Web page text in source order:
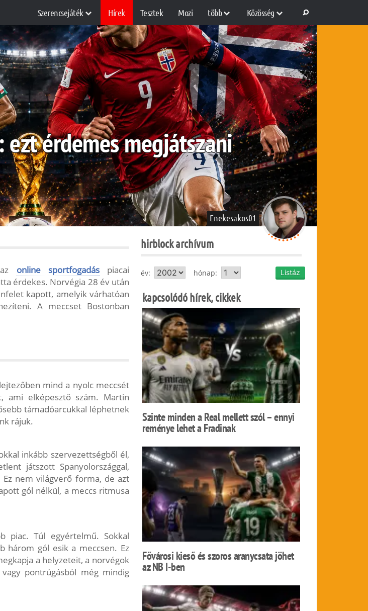
Szerencsejáték Hírek Tesztek Mozi több Közösség
érdemes megjátszani
Enekesakos01
online sportfogadáspiacai
érdekes. Norvégia 28 év után
kapott, amelyik várhatóan
A meccset Bostonban
mind a nyolc meccsét
ami elképesztő szám. Martin
támadóarcukkal léphetnek
rájuk.
inkább szervezettségből él,
játszott Spanyolországgal,
nem világverő forma, de azt
gól nélkül, a meccs ritmusa
piac. Túl egyértelmű. Sokkal
három gól esik a meccsen. Ez
a helyzeteit, a norvégok
pontrúgásból még mindig
hirblock archívum
év: hónap:
kapcsolódó hírek, cikkek
Szinte minden a Real mellett szól – ennyi
reménye lehet a Fradinak
Fővárosi kieső és szoros aranycsata jöhet
az NB I-ben